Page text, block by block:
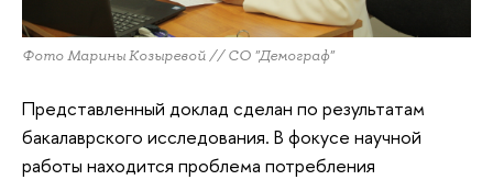
Фото Марины Козыревой // СО "Демограф"
Представленный доклад сделан по результатам
бакалаврского исследования. В фокусе научной
работы находится проблема потребления